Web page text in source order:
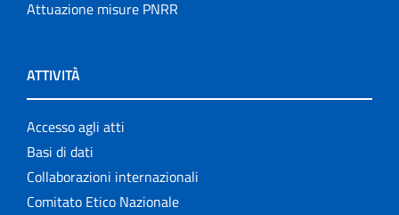
Attuazione misure PNRR
ATTIVITÀ
Accesso agli atti
Basi di dati
Collaborazioni internazionali
Comitato Etico Nazionale